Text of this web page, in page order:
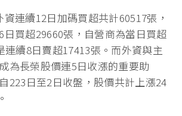
連續12日加碼買超共計60517張，
日買超29660張，自營商為當日買超
連續8日賣超17413張。而外資與主
為長榮股價連5日收漲的重要助
223日至2日收盤，股價共計上漲24